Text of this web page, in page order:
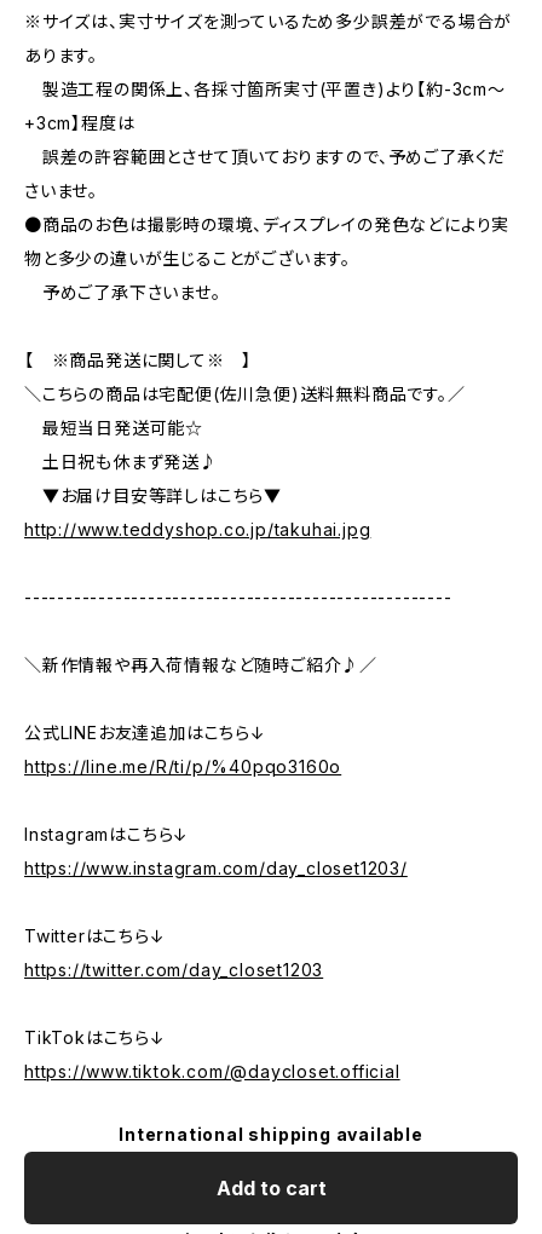
※サイズは、実寸サイズを測っているため多少誤差がでる場合が
あります。
製造工程の関係上、各採寸箇所実寸(平置き)より【約-3cm〜
+3cm】程度は
誤差の許容範囲とさせて頂いておりますので、予めご了承くだ
さいませ。
●商品のお色は撮影時の環境、ディスプレイの発色などにより実
物と多少の違いが生じることがございます。
予めご了承下さいませ。
【 ※商品発送に関して※ 】
＼こちらの商品は宅配便(佐川急便)送料無料商品です。／
最短当日発送可能☆
土日祝も休まず発送♪
▼お届け目安等詳しはこちら▼
http://www.teddyshop.co.jp/takuhai.jpg
----------------------------------------------------
＼新作情報や再入荷情報など随時ご紹介♪／
公式LINEお友達追加はこちら↓
https://line.me/R/ti/p/%40pqo3160o
Instagramはこちら↓
https://www.instagram.com/day_closet1203/
Twitterはこちら↓
https://twitter.com/day_closet1203
TikTokはこちら↓
https://www.tiktok.com/@daycloset.official
International shipping available
Add to cart